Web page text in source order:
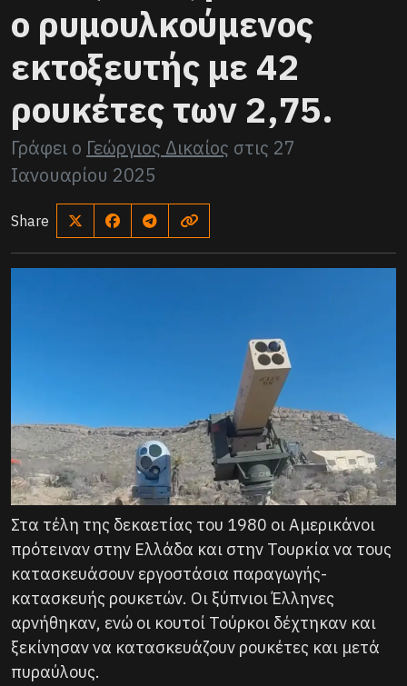
ο ρυμουλκούμενος
εκτοξευτής με 42
ρουκέτες των 2,75.
Γράφει ο Γεώργιος Δικαίος στις 27
Ιανουαρίου 2025
Share
Στα τέλη της δεκαετίας του 1980 οι Αμερικάνοι
πρότειναν στην Ελλάδα και στην Τουρκία να τους
κατασκευάσουν εργοστάσια παραγωγής-
κατασκευής ρουκετών. Οι ξύπνιοι Έλληνες
αρνήθηκαν, ενώ οι κουτοί Τούρκοι δέχτηκαν και
ξεκίνησαν να κατασκευάζουν ρουκέτες και μετά
πυραύλους.